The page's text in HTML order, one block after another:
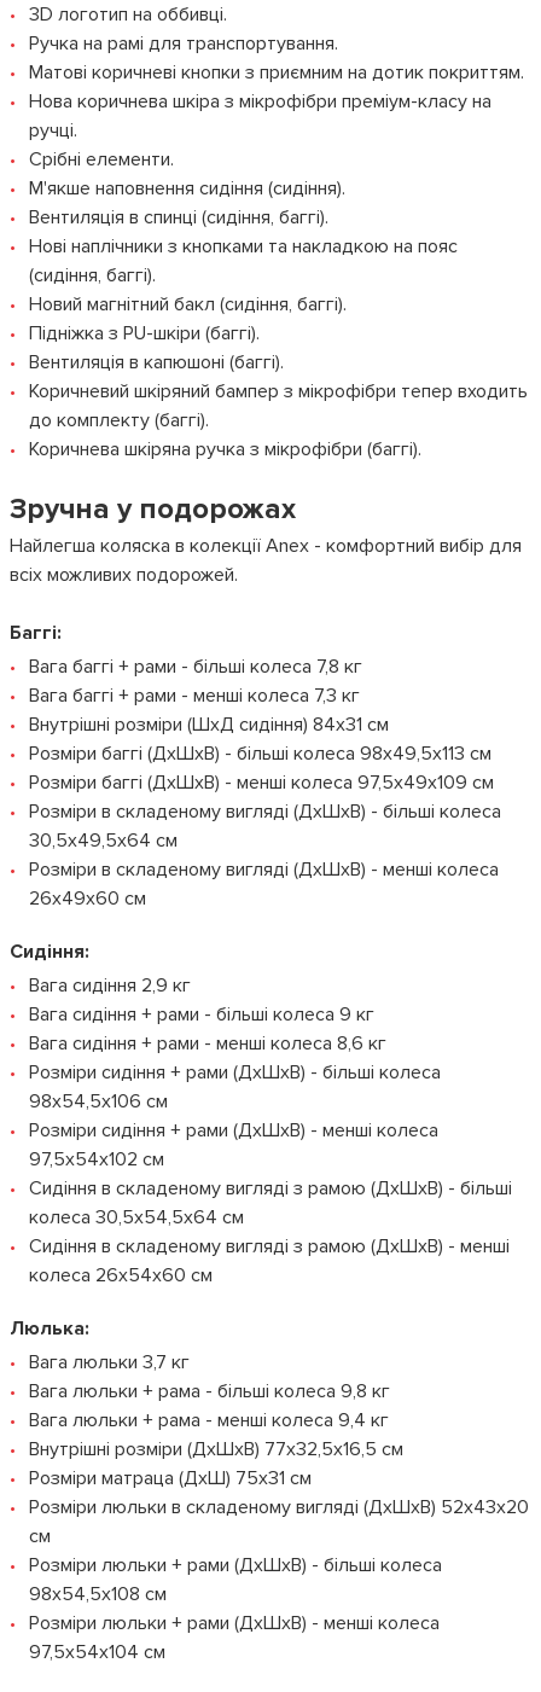
3D логотип на оббивці.
Ручка на рамі для транспортування.
Матові коричневі кнопки з приємним на дотик покриттям.
Нова коричнева шкіра з мікрофібри преміум-класу на
ручці.
Срібні елементи.
М'якше наповнення сидіння (сидіння).
Вентиляція в спинці (сидіння, баггі).
Нові наплічники з кнопками та накладкою на пояс
(сидіння, баггі).
Новий магнітний бакл (сидіння, баггі).
Підніжка з PU-шкіри (баггі).
Вентиляція в капюшоні (баггі).
Коричневий шкіряний бампер з мікрофібри тепер входить
до комплекту (баггі).
Коричнева шкіряна ручка з мікрофібри (баггі).
Зручна у подорожах
Найлегша коляска в колекції Anex - комфортний вибір для
всіх можливих подорожей.
Баггі:
Вага баггі + рами - більші колеса 7,8 кг
Вага баггі + рами - менші колеса 7,3 кг
Внутрішні розміри (ШxД сидіння) 84x31 см
Розміри баггі (ДxШxВ) - більші колеса 98x49,5x113 см
Розміри баггі (ДxШxВ) - менші колеса 97,5x49x109 см
Розміри в складеному вигляді (ДxШxВ) - більші колеса
30,5x49,5x64 см
Розміри в складеному вигляді (ДxШxВ) - менші колеса
26x49x60 см
Сидіння:
Вага сидіння 2,9 кг
Вага сидіння + рами - більші колеса 9 кг
Вага сидіння + рами - менші колеса 8,6 кг
Розміри сидіння + рами (ДxШxВ) - більші колеса
98x54,5x106 см
Розміри сидіння + рами (ДxШxВ) - менші колеса
97,5x54x102 см
Сидіння в складеному вигляді з рамою (ДxШxВ) - більші
колеса 30,5x54,5x64 см
Сидіння в складеному вигляді з рамою (ДxШxВ) - менші
колеса 26x54x60 см
Люлька:
Вага люльки 3,7 кг
Вага люльки + рама - більші колеса 9,8 кг
Вага люльки + рама - менші колеса 9,4 кг
Внутрішні розміри (ДxШxВ) 77x32,5x16,5 см
Розміри матраца (ДxШ) 75x31 см
Розміри люльки в складеному вигляді (ДxШxВ) 52x43x20
см
Розміри люльки + рами (ДxШxВ) - більші колеса
98x54,5x108 см
Розміри люльки + рами (ДxШxВ) - менші колеса
97,5x54x104 см